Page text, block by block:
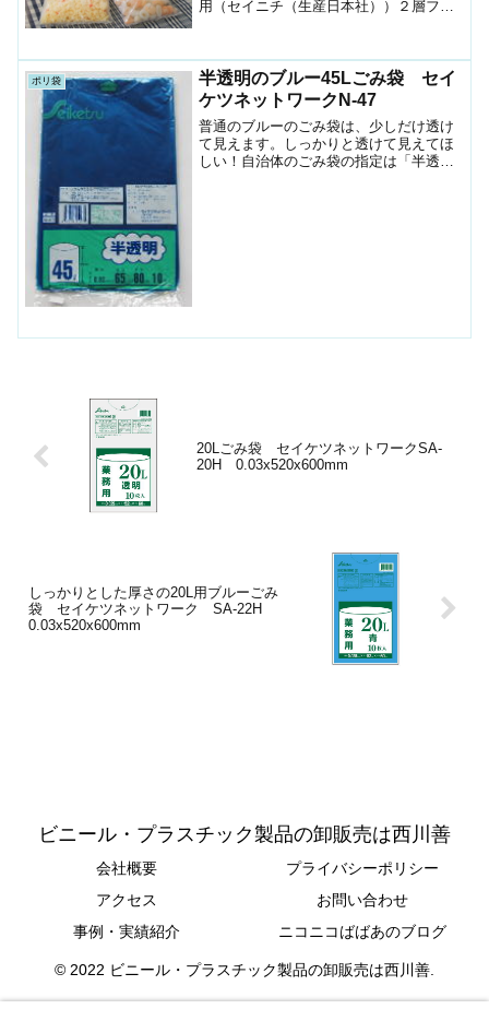
用（セイニチ（生産日本社））２層フィ
底開きﾀｲﾌﾟなので熱シールが必要です。
シ...
ポリ袋
半透明のブルー45Lごみ袋 セイ
ケツネットワークN-47
普通のブルーのごみ袋は、少しだけ透け
て見えます。しっかりと透けて見えてほ
しい！自治体のごみ袋の指定は「半透
20Lごみ袋 セイケツネットワークSA-
20H 0.03x520x600mm
しっかりとした厚さの20L用ブルーごみ
袋 セイケツネットワーク SA-22H
0.03x520x600mm
ビニール・プラスチック製品の卸販売は西川善
会社概要
プライバシーポリシー
アクセス
お問い合わせ
事例・実績紹介
ニコニコばばあのブログ
© 2022 ビニール・プラスチック製品の卸販売は西川善.